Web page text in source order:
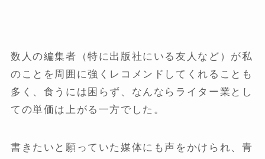
数人の編集者（特に出版社にいる友人など）が私
のことを周囲に強くレコメンドしてくれることも
多く、食うには困らず、なんならライター業とし
ての単価は上がる一方でした。
書きたいと願っていた媒体にも声をかけられ、青